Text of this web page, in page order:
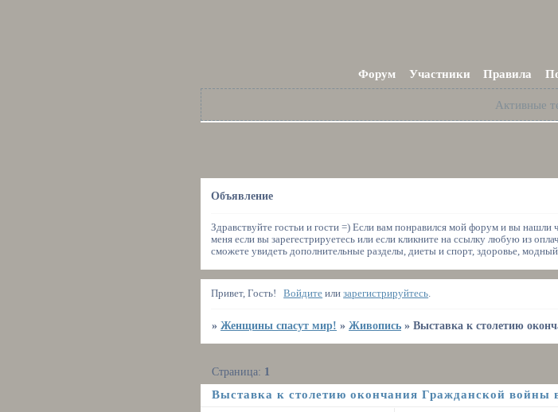
Форум Участники Правила
Активные
Объявление
Здравствуйте гостьи и гости =) Если вам понравился мой форум и вы нашли
меня если вы зарегестрируетесь или если кликните на ссылку любую из
сможете увидеть дополнительные разделы, диеты и спорт, здоровье,
Привет, Гость! Войдите илизарегистрируйтесь
»Женщины спасут мир! »Живопись »Выставка к столетию
Выставка к столетию окончания Гражданской войны
Страница: 1